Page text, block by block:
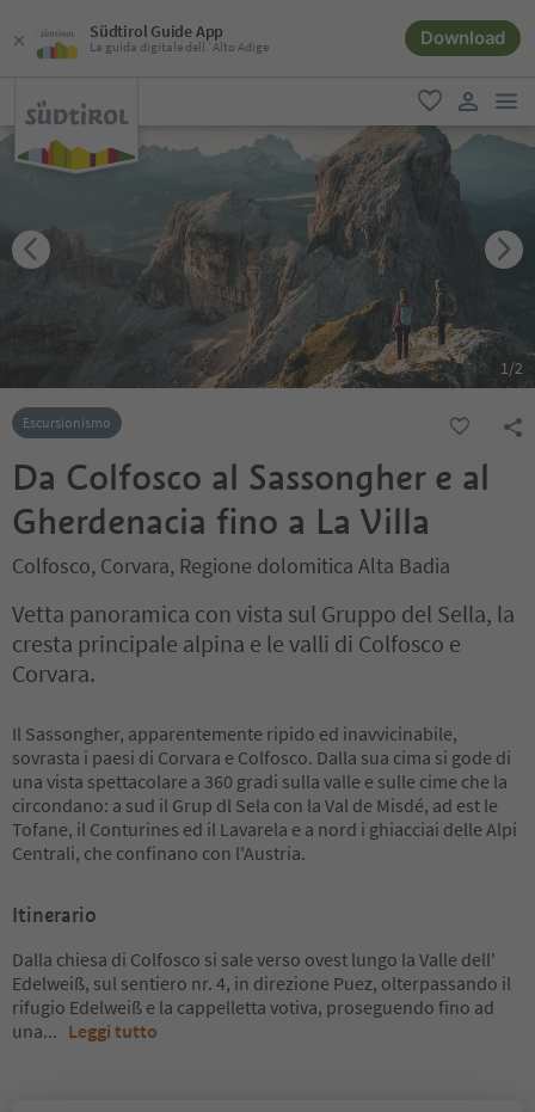
Südtirol Guide App
La guida digitale dell´Alto Adige Download
favoriti
user link
1/2
Escursionismo
Da Colfosco al Sassongher e al
Gherdenacia fino a La Villa
Colfosco, Corvara, Regione dolomitica Alta Badia
Vetta panoramica con vista sul Gruppo del Sella, la
cresta principale alpina e le valli di Colfosco e
Corvara.
Il Sassongher, apparentemente ripido ed inavvicinabile,
sovrasta i paesi di Corvara e Colfosco. Dalla sua cima si gode di
una vista spettacolare a 360 gradi sulla valle e sulle cime che la
circondano: a sud il Grup dl Sela con la Val de Misdé, ad est le
Tofane, il Conturines ed il Lavarela e a nord i ghiacciai delle Alpi
Centrali, che confinano con l'Austria.
Itinerario
Dalla chiesa di Colfosco si sale verso ovest lungo la Valle dell'
Edelweiß, sul sentiero nr. 4, in direzione Puez, olterpassando il
rifugio Edelweiß e la cappelletta votiva, proseguendo fino ad
una... Leggi tutto